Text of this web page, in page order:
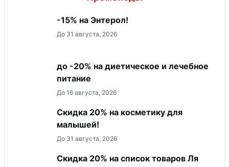
-15% на Энтерол!
До 31 августа, 2026
до -20% на диетическое и лечебное
питание
До 16 августа, 2026
Скидка 20% на косметику для
малышей!
До 31 августа, 2026
Скидка 20% на список товаров Ля